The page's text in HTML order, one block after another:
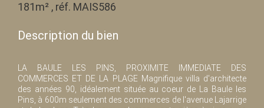
181m² , réf. MAIS586
Description du bien
LA BAULE LES PINS, PROXIMITE IMMEDIATE DES
COMMERCES ET DE LA PLAGE Magnifique villa d'architecte
des années 90, idéalement située au coeur de La Baule les
Pins, à 600m seulement des commerces de l'avenue Lajarrige